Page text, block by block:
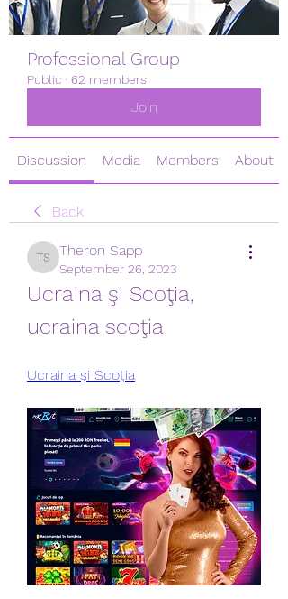
Professional Group
Public · 62 members
Join
Discussion Media Members About
Back
Theron Sapp
Theron Sapp
September 26, 2023
Ucraina şi Scoţia,
ucraina scoţia
Ucraina şi Scoţia